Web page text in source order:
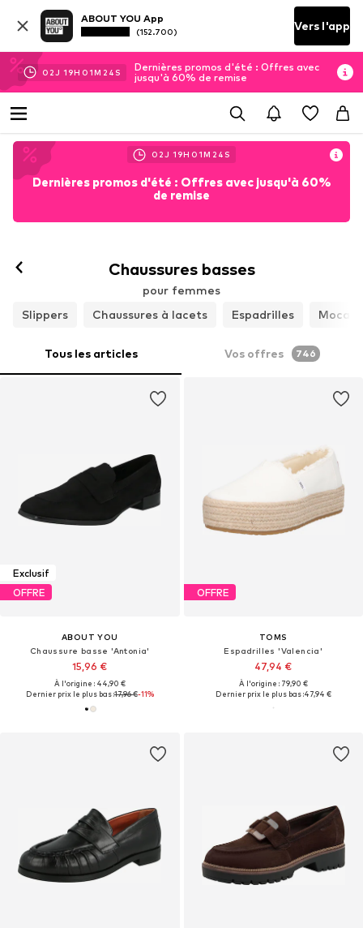
ABOUT YOU App
(152.700) Vers l'app
02J 19H 01M 22 S
Dernières promos d'été : Offres avec
jusqu'à 60% de remise
02J 19H 01M 22 S
Dernières promos d'été : Offres avec jusqu'à 60%
de remise
Chaussures basses
pour femmes
Slippers
Chaussures à lacets Espadrilles
Tous les articles Vos offres 746
Exclusif
OFFRE
ABOUT YOU
Chaussure basse 'Antonia'
15,96 €
À l'origine : 44,90 €
Dernier prix le plus bas :17,96 €-11%
OFFRE
TOMS
Espadrilles 'Valencia'
47,94 €
À l'origine : 79,90 €
Dernier prix le plus bas :47,94 €